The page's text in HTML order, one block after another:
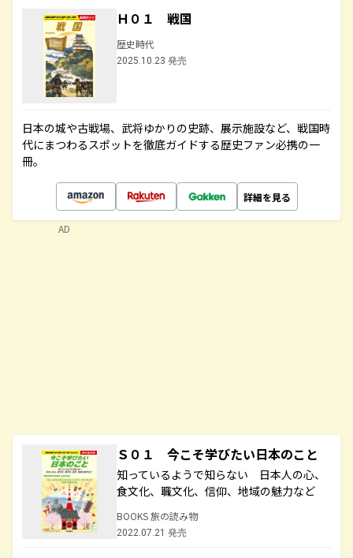
Ｈ０１ 戦国
歴史時代
2025.10.23 発売
日本の城や古戦場、武将ゆかりの史跡、展示施設など、戦国時
代にまつわるスポットを徹底ガイドする歴史ファン必携の一
冊。
詳細を見る
Ｓ０１ 今こそ学びたい日本のこと
知っているようで知らない 日本人の心、
食文化、職文化、信仰、地域の魅力など
BOOKS 旅の読み物
2022.07.21 発売
AD